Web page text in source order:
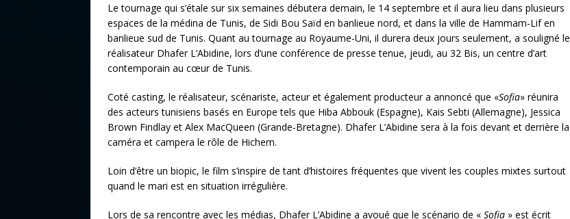
Le tournage qui s’étale sur six semaines débutera demain, le 14 septembre et il aura lieu dans plusieurs
espaces de la médina de Tunis, de Sidi Bou Saïd en banlieue nord, et dans la ville de Hammam-Lif en
banlieue sud de Tunis. Quant au tournage au Royaume-Uni, il durera deux jours seulement, a souligné le
réalisateur Dhafer L’Abidine, lors d’une conférence de presse tenue, jeudi, au 32 Bis, un centre d’art
contemporain au cœur de Tunis.
Coté casting, le réalisateur, scénariste, acteur et également producteur a annoncé que «Sofia» réunira
des acteurs tunisiens basés en Europe tels que Hiba Abbouk (Espagne), Kais Sebti (Allemagne), Jessica
Brown Findlay et Alex MacQueen (Grande-Bretagne). Dhafer L’Abidine sera à la fois devant et derrière la
caméra et campera le rôle de Hichem.
Loin d’être un biopic, le film s’inspire de tant d’histoires fréquentes que vivent les couples mixtes surtout
quand le mari est en situation irrégulière.
Lors de sa rencontre avec les médias, Dhafer L’Abidine a avoué que le scénario de « Sofia » est écrit